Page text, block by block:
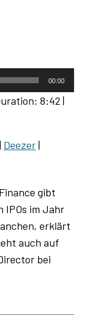
00:00
8:42 |
| Deezer|
gibt
IPOs im Jahr
erklärt
auch auf
bei